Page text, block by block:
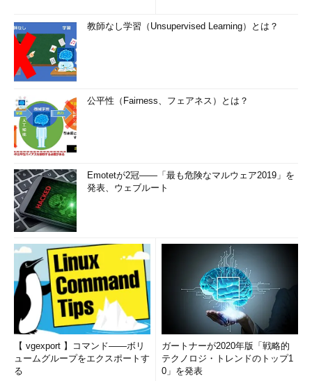
教師なし学習（Unsupervised Learning）とは？
公平性（Fairness、フェアネス）とは？
Emotetが2冠――「最も危険なマルウェア2019」を
発表、ウェブルート
【 vgexport 】コマンド――ボリ
ュームグループをエクスポートす
る
ガートナーが2020年版「戦略的
テクノロジ・トレンドのトップ1
0」を発表